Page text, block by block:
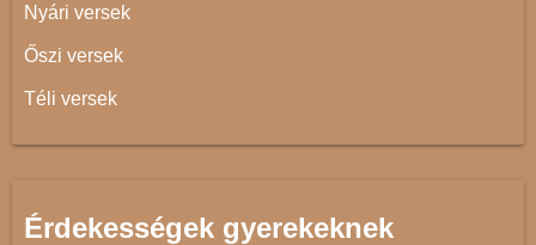
Nyári versek
Őszi versek
Téli versek
Érdekességek gyerekeknek